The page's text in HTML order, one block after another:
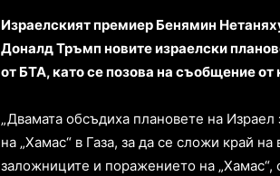
Израелският премиер Бенямин
Доналд Тръмп новите израелски
от БТА, като се позова на съобщение
„Двамата обсъдиха плановете на
на „Хамас“ в Газа, за да се сложи край
заложниците и поражението на „Хамас“,